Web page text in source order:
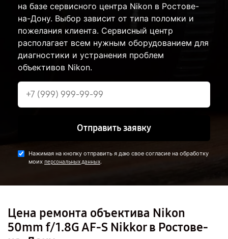
на базе сервисного центра Nikon в Ростове-
на-Дону. Выбор зависит от типа поломки и
пожелания клиента. Сервисный центр
располагает всем нужным оборудованием для
диагностики и устранения проблем
объективов Nikon.
Отправить заявку
Нажимая на кнопку отправить я даю свое согласие на обработку
моих персональных данных.
Цена ремонта объектива Nikon
50mm f/1.8G AF-S Nikkor в Ростове-